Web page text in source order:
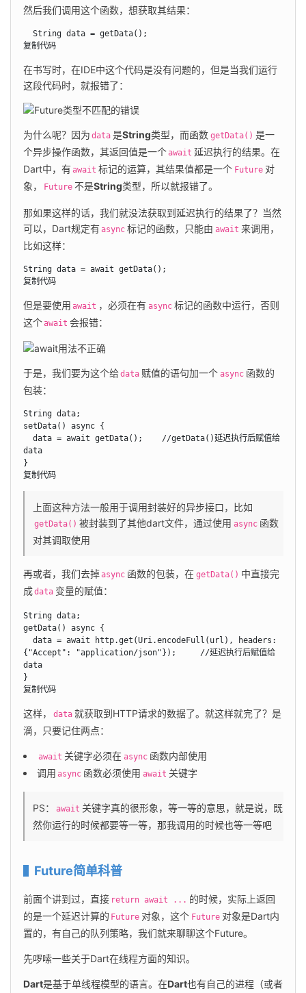
然后我们调用这个函数，想获取其结果：
复制代码
在书写时，在IDE中这个代码是没有问题的，但是当我们运行
这段代码时，就报错了：
为什么呢？因为 data 是String类型，而函数 getData() 是一
个异步操作函数，其返回值是一个await 延迟执行的结果。在
Dart中，有await 标记的运算，其结果值都是一个 Future 对
象，
Future 不是String类型，所以就报错了。
那如果这样的话，我们就没法获取到延迟执行的结果了？当然
可以，Dart规定有async 标记的函数，只能由 await 来调用，
比如这样：
String data = await getData();
复制代码
但是要使用 await ，必须在有 async 标记的函数中运行，否则
这个await
于是，我们要为这个给data 赋值的语句加一个 async 函数的
包装：
String data;
setData() async {
data
}
复制代码
上面这种方法一般用于调用封装好的异步接口，比如
getData() 被封装到了其他dart文件，通过使用 async 函数
对其调取使用
再或者，我们去掉async 函数的包装，在 getData() 中直接完
成data 变量的赋值：
String data;
getData() async {
{"Accept": "application/json"});     //延迟执行后赋值给
data
}
复制代码
这样， data 就获取到HTTP请求的数据了。就这样就完了？是
滴，只要记住两点：
await 关键字必须在 async 函数内部使用
调用 async 函数必须使用 await 关键字
PS： await 关键字真的很形象，等一等的意思，就是说，既
然你运行的时候都要等一等，那我调用的时候也等一等吧
Future简单科普
前面个讲到过，直接 return await ... 的时候，实际上返回
的是一个延迟计算的 Future 对象，这个 Future 对象是Dart内
置的，有自己的队列策略，我们就来聊聊这个Future。
先啰嗦一些关于Dart在线程方面的知识。
Dart是基于单线程模型的语言。在Dart也有自己的进程（或者